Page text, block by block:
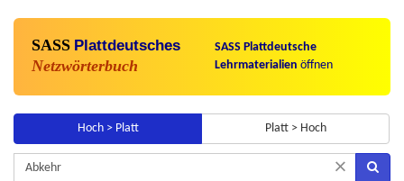
SASS Plattdeutsches
Netzwörterbuch
SASS Plattdeutsche
Lehrmaterialien öffnen
Hoch > Platt Platt > Hoch
×